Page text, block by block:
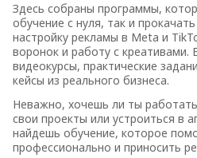
Здесь собраны программы,
обучение с нуля, так и прокачать
настройку рекламы в Meta и
воронок и работу с креативами.
видеокурсы, практические
кейсы из реального бизнеса.
Неважно, хочешь ли ты
свои проекты или устроиться в
найдешь обучение, которое
профессионально и приносить